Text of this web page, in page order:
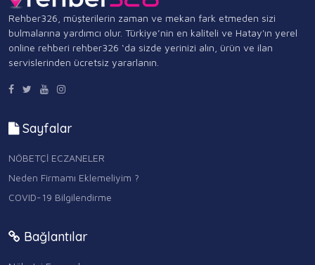
Rehber326, müşterilerin zaman ve mekan fark etmeden sizi
bulmalarına yardımcı olur. Türkiye’nin en kaliteli ve Hatay'ın yerel
online rehberi rehber326 ‘da sizde yerinizi alın, ürün ve ilan
servislerinden ücretsiz yararlanın.
Sayfalar
NÖBETÇİ ECZANELER
Neden Firmamı Eklemeliyim ?
COVID-19 Bilgilendirme
Bağlantılar